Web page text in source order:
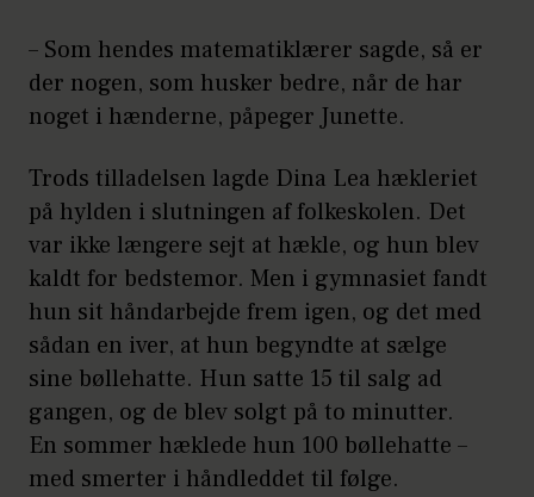
– Som hendes matematiklærer sagde, så er
der nogen, som husker bedre, når de har
noget i hænderne, påpeger Junette.
Trods tilladelsen lagde Dina Lea hækleriet
på hylden i slutningen af folkeskolen. Det
var ikke længere sejt at hækle, og hun blev
kaldt for bedstemor. Men i gymnasiet fandt
hun sit håndarbejde frem igen, og det med
sådan en iver, at hun begyndte at sælge
sine bøllehatte. Hun satte 15 til salg ad
gangen, og de blev solgt på to minutter.
En sommer hæklede hun 100 bøllehatte –
med smerter i håndleddet til følge.